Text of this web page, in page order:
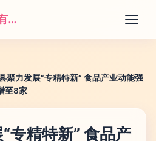
柳州市森宇食品科技有限公司
聚力发展“专精特新” 食品产业动能强
至8家
专精特新” 食品产